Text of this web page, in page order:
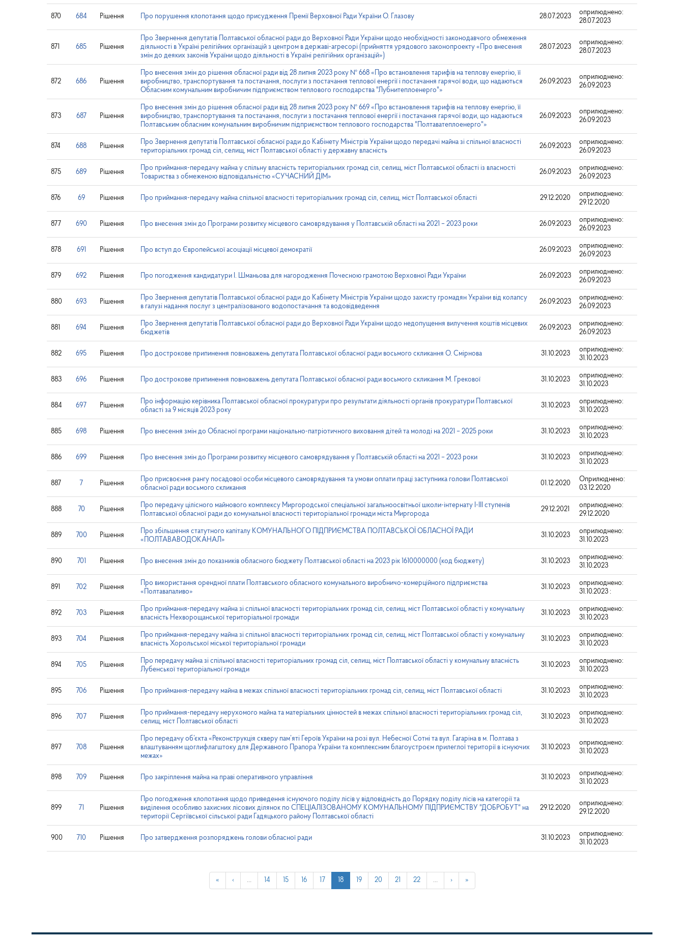
870 684 Рішення Про порушення клопотання щодо присудження Премії Верховної Ради України О. Глазову 28.07.2023
оприлюднено:
28.07.2023
871 685 Рішення
Про Звернення депутатів Полтавської обласної ради до Верховної Ради України щодо необхідності законодавчого обмеження
діяльності в Україні релігійних організацій з центром в державі-агресорі (прийняття урядового законопроекту «Про внесення
змін до деяких законів України щодо діяльності в Україні релігійних організацій»)
28.07.2023
оприлюднено:
28.07.2023
872 686 Рішення
Про внесення змін до рішення обласної ради від 28 липня 2023 року № 668 «Про встановлення тарифів на теплову енергію, її
виробництво, транспортування та постачання, послуги з постачання теплової енергії і постачання гарячої води, що надаються
Обласним комунальним виробничим підприємством теплового господарства "Лубнитеплоенерго"»
26.09.2023
оприлюднено:
26.09.2023
873 687 Рішення
Про внесення змін до рішення обласної ради від 28 липня 2023 року № 669 «Про встановлення тарифів на теплову енергію, її
виробництво, транспортування та постачання, послуги з постачання теплової енергії і постачання гарячої води, що надаються
Полтавським обласним комунальним виробничим підприємством теплового господарства "Полтаватеплоенерго"»
26.09.2023
оприлюднено:
26.09.2023
874 688 Рішення
Про Звернення депутатів Полтавської обласної ради до Кабінету Міністрів України щодо передачі майна зі спільної власності
територіальних громад сіл, селищ, міст Полтавської області у державну власність
26.09.2023
оприлюднено:
26.09.2023
875 689 Рішення
Про приймання-передачу майна у спільну власність територіальних громад сіл, селищ, міст Полтавської області із власності
Товариства з обмеженою відповідальністю «СУЧАСНИЙ ДІМ»
26.09.2023
оприлюднено:
26.09.2023
876 69 Рішення Про приймання-передачу майна спільної власності територіальних громад сіл, селищ, міст Полтавської області 29.12.2020
оприлюднено:
29.12.2020
877 690 Рішення Про внесення змін до Програми розвитку місцевого самоврядування у Полтавській області на 2021 – 2023 роки 26.09.2023
оприлюднено:
26.09.2023
878 691 Рішення Про вступ до Європейської асоціації місцевої демократії 26.09.2023
оприлюднено:
26.09.2023
879 692 Рішення Про погодження кандидатури І. Шманьова для нагородження Почесною грамотою Верховної Ради України 26.09.2023
оприлюднено:
26.09.2023
880 693 Рішення
Про Звернення депутатів Полтавської обласної ради до Кабінету Міністрів України щодо захисту громадян України від колапсу
в галузі надання послуг з централізованого водопостачання та водовідведення
26.09.2023
оприлюднено:
26.09.2023
881 694 Рішення
Про Звернення депутатів Полтавської обласної ради до Верховної Ради України щодо недопущення вилучення коштів місцевих
бюджетів
26.09.2023
оприлюднено:
26.09.2023
882 695 Рішення Про дострокове припинення повноважень депутата Полтавської обласної ради восьмого скликання О. Смірнова 31.10.2023
оприлюднено:
31.10.2023
883 696 Рішення Про дострокове припинення повноважень депутата Полтавської обласної ради восьмого скликання М. Грекової 31.10.2023
оприлюднено:
31.10.2023
884 697 Рішення
Про інформацію керівника Полтавської обласної прокуратури про результати діяльності органів прокуратури Полтавської
області за 9 місяців 2023 року
31.10.2023
оприлюднено:
31.10.2023
885 698 Рішення Про внесення змін до Обласної програми національно-патріотичного виховання дітей та молоді на 2021 – 2025 роки 31.10.2023
оприлюднено:
31.10.2023
886 699 Рішення Про внесення змін до Програми розвитку місцевого самоврядування у Полтавській області на 2021 – 2023 роки 31.10.2023
оприлюднено:
31.10.2023
887 7 Рішення
Про присвоєння рангу посадової особи місцевого самоврядування та умови оплати праці заступника голови Полтавської
обласної ради восьмого скликання
01.12.2020
Оприлюднено:
03.12.2020
888 70 Рішення
Про передачу цілісного майнового комплексу Миргородської спеціальної загальноосвітньої школи-інтернату I-III ступенів
Полтавської обласної ради до комунальної власності територіальної громади міста Миргорода
29.12.2021
оприлюднено:
29.12.2020
889 700 Рішення
Про збільшення статутного капіталу КОМУНАЛЬНОГО ПІДПРИЄМСТВА ПОЛТАВСЬКОЇ ОБЛАСНОЇ РАДИ
«ПОЛТАВАВОДОКАНАЛ»
31.10.2023
оприлюднено:
31.10.2023
890 701 Рішення Про внесення змін до показників обласного бюджету Полтавської області на 2023 рік 1610000000 (код бюджету) 31.10.2023
оприлюднено:
31.10.2023
891 702 Рішення
Про використання орендної плати Полтавського обласного комунального виробничо-комерційного підприємства
«Полтавапаливо»
31.10.2023
оприлюднено:
31.10.2023 :
892 703 Рішення
Про приймання-передачу майна зі спільної власності територіальних громад сіл, селищ, міст Полтавської області у комунальну
власність Нехворощанської територіальної громади
31.10.2023
оприлюднено:
31.10.2023
893 704 Рішення
Про приймання-передачу майна зі спільної власності територіальних громад сіл, селищ, міст Полтавської області у комунальну
власність Хорольської міської територіальної громади
31.10.2023
оприлюднено:
31.10.2023
894 705 Рішення
Про передачу майна зі спільної власності територіальних громад сіл, селищ, міст Полтавської області у комунальну власність
Лубенської територіальної громади
31.10.2023
оприлюднено:
31.10.2023
895 706 Рішення Про приймання-передачу майна в межах спільної власності територіальних громад сіл, селищ, міст Полтавської області 31.10.2023
оприлюднено:
31.10.2023
896 707 Рішення
Про приймання-передачу нерухомого майна та матеріальних цінностей в межах спільної власності територіальних громад сіл,
селищ, міст Полтавської області
31.10.2023
оприлюднено:
31.10.2023
897 708 Рішення
Про передачу об’єкта «Реконструкція скверу пам’яті Героїв України на розі вул. Небесної Сотні та вул. Гагаріна в м. Полтава з
влаштуванням щоглифлагштоку для Державного Прапора України та комплексним благоустроєм прилеглої території в існуючих
межах»
31.10.2023
оприлюднено:
31.10.2023
898 709 Рішення Про закріплення майна на праві оперативного управління 31.10.2023
оприлюднено:
31.10.2023
899 71 Рішення
Про погодження клопотання щодо приведення існуючого поділу лісів у відповідність до Порядку поділу лісів на категорії та
виділення особливо захисних лісових ділянок по СПЕЦІАЛІЗОВАНОМУ КОМУНАЛЬНОМУ ПІДПРИЄМСТВУ "ДОБРОБУТ" на
території Сергіївської сільської ради Гадяцького району Полтавської області
29.12.2020
оприлюднено:
29.12.2020
900 710 Рішення Про затвердження розпоряджень голови обласної ради 31.10.2023
оприлюднено:
31.10.2023
« ‹ … 14 15 16 17 18 19 20 21 22 … › »